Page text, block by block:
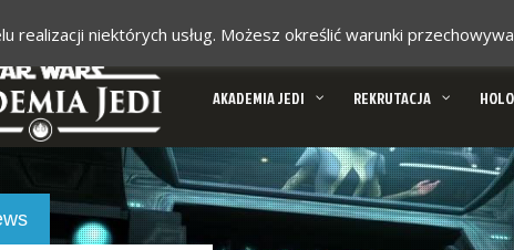
AKADEMIA JEDI REKRUTACJA
realizacji niektórych usług. Możesz określić warunki